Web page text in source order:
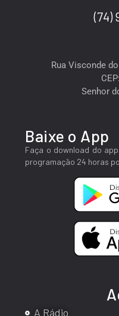
(74)
Rua Visconde
Senhor
Baixe o App
Faça o download do
programação 24 horas
A Rádio